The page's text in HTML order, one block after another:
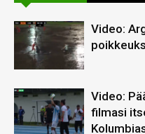
Video:
Video:
filmasi